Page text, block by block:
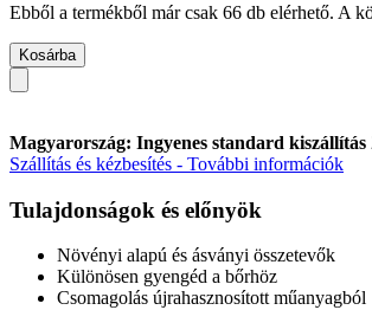
Ebből a termékből már csak 66 db elérhető. A
Kosárba
Magyarország: Ingyenes standard kiszállítás
Szállítás és kézbesítés - További információk
Tulajdonságok és előnyök
Növényi alapú és ásványi összetevők
Különösen gyengéd a bőrhöz
Csomagolás újrahasznosított műanyagból